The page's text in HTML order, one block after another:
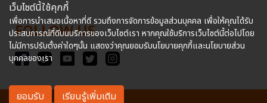
FOLLOW US
เว็บไซต์นี้ใช้คุกกี้
เพื่อการนำเสนอเนื้อหาที่ดี รวมถึงการจัดการข้อมูลส่วนบุคคล เพื่อให้คุณได้รับ
ประสบการณ์ที่ดีบนบริการของเว็บไซต์เรา หากคุณใช้บริการเว็บไซต์นี้ต่อไปโดย
ไม่มีการปรับตั้งค่าใดๆนั้น แสดงว่าคุณยอมรับนโยบายคุกกี้และนโยบายส่วน
บุคคลของเรา
ยอมรับ เรียนรู้เพิ่มเติม